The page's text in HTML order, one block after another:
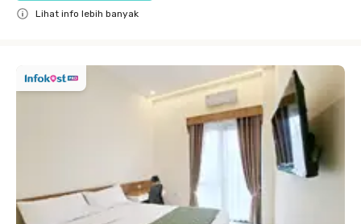
Lihat info lebih banyak